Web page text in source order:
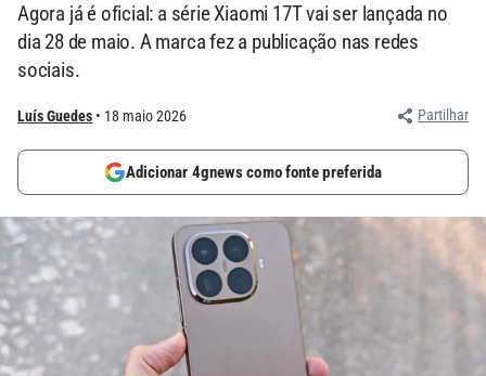
Agora já é oficial: a série Xiaomi 17T vai ser lançada no
dia 28 de maio. A marca fez a publicação nas redes
sociais.
Luís Guedes 18 maio 2026 Partilhar
Adicionar 4gnews como fonte preferida